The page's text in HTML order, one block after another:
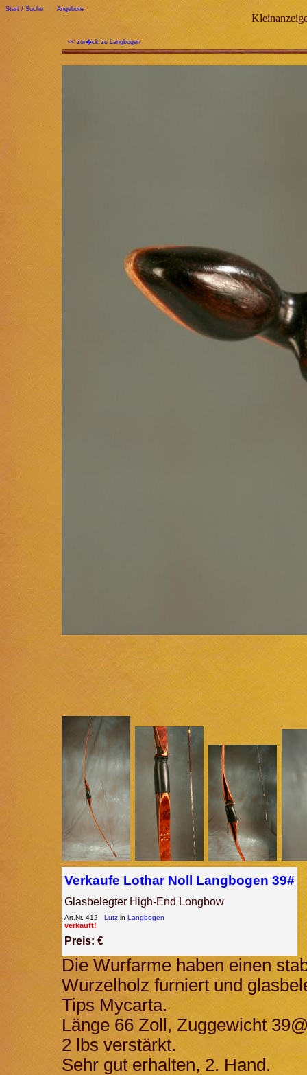
Start / Suche Angebote
<< zur�ck zu Langbogen
Verkaufe Lothar Noll Langbogen 39#
Glasbelegter High-End Longbow
Art.Nr. 412 Lutz in Langbogen
verkauft!
Preis: €
Die Wurfarme haben einen
Wurzelholz furniert und
Tips Mycarta.
Länge 66 Zoll, Zuggewicht
2 lbs verstärkt.
Sehr gut erhalten, 2. Hand.